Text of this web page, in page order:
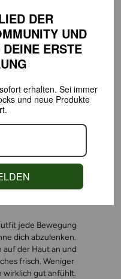
jede Bewegung
dich abzulenken.
auf der Haut an und
frisch. Weniger
wirklich gut anfühlt.
DER
UND
ERSTE
erhalten. Sei immer
und neue Produkte